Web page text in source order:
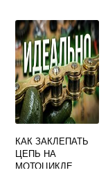
КАК ЗАКЛЕПАТЬ
ЦЕПЬ НА
МОТОЦИКЛЕ